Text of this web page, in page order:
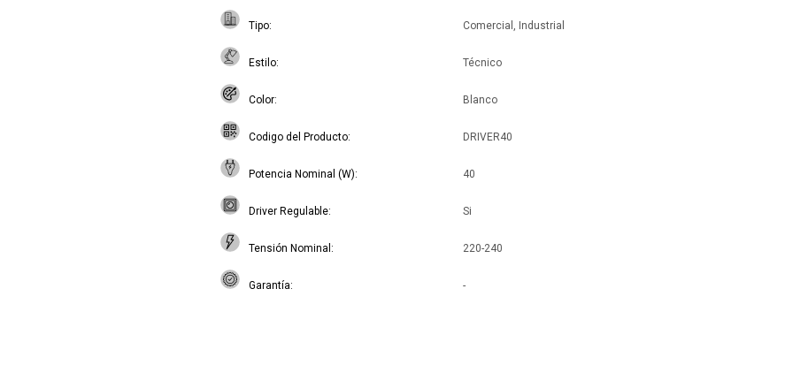
Tipo Comercial, Industrial
Estilo Técnico
Color Blanco
Codigo del Producto DRIVER40
Potencia Nominal (W) 40
Driver Regulable Si
Tensión Nominal 220-240
Garantía -